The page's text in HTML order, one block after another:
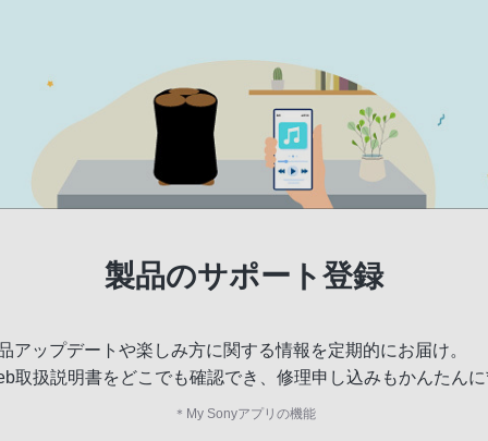
製品のサポート登録
アップデートや楽しみ方に関する情報を定期的にお届け。
取扱説明書をどこでも確認でき、修理申し込みもかんたん
＊ My Sonyアプリの機能